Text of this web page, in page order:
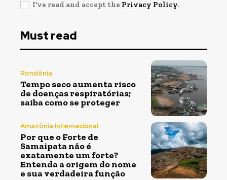
I've read and accept the Privacy Policy.
Must read
Rondônia
Tempo seco aumenta risco
de doenças respiratórias;
saiba como se proteger
Amazônia Internacional
Por que o Forte de
Samaipata não é
exatamente um forte?
Entenda a origem do nome
e sua verdadeira função